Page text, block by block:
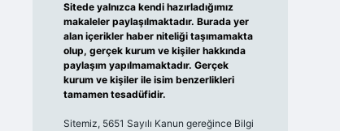
Sitede yalnızca kendi hazırladığımız
makaleler paylaşılmaktadır. Burada yer
alan içerikler haber niteliği taşımamakta
olup, gerçek kurum ve kişiler hakkında
paylaşım yapılmamaktadır. Gerçek
kurum ve kişiler ile isim benzerlikleri
tamamen tesadüfidir.
Sitemiz, 5651 Sayılı Kanun gereğince Bilgi